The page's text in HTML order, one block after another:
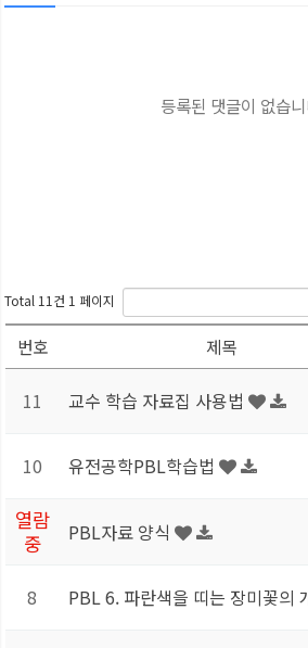
등록된 댓글이 없습
Total 11건 1 페이지
번호 제목
11 교수 학습 자료집 사용법
10 유전공학PBL학습법
열람
중
PBL자료 양식
8 PBL 6. 파란색을 띠는 장미꽃의